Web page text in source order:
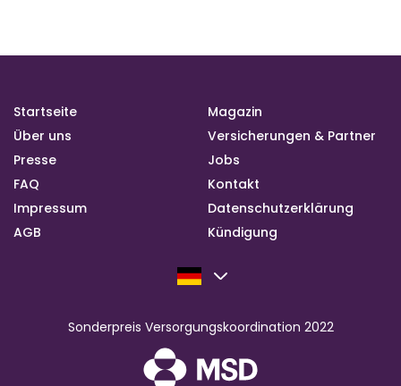
Startseite
Magazin
Über uns
Versicherungen & Partner
Presse
Jobs
FAQ
Kontakt
Impressum
Datenschutzerklärung
AGB
Kündigung
Sonderpreis Versorgungskoordination 2022